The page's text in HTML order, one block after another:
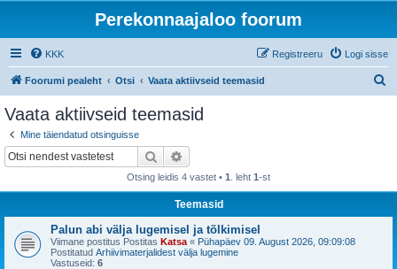
Perekonnaajaloo foorum
KKK Logi sisse
Registreeru
Foorumi pealeht Otsi Vaata aktiivseid teemasid
Vaata aktiivseid teemasid
Mine täiendatud otsinguisse
Otsi
Otsing leidis 4 vastet • 1 . leht 1-st
Teemasid
Palun abi välja lugemisel ja tõlkimisel
Viimane postitus Postitas Katsa « Pühapäev 09. August 2026, 09:09:08
Postitatud Arhiivimaterjalidest välja lugemine
Vastuseid: 6